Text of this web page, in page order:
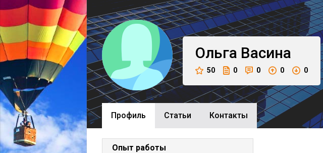
Ольга Васина
50 0 0 0 0
Профиль Cтатьи Контакты
Опыт работы